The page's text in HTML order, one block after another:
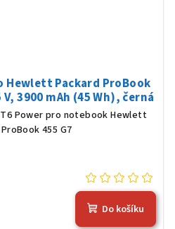
Hewlett Packard ProBook
3900 mAh (45 Wh), černá
Power pro notebook Hewlett
455 G7
Do košíku